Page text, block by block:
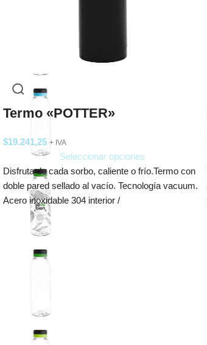
Termo «POTTER»
$19.241,25 + IVA
Seleccionar opciones
Disfruta de cada sorbo, caliente o frío.Termo con
doble pared sellado al vacío. Tecnología vacuum.
Acero inoxidable 304 interior /